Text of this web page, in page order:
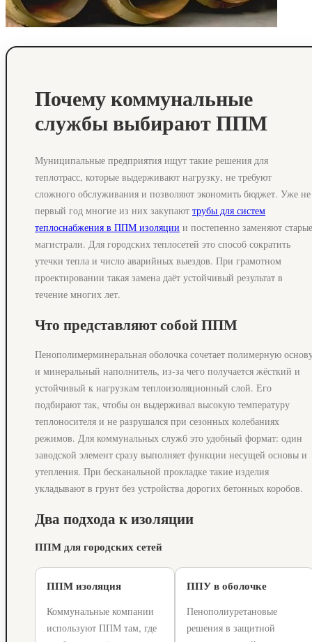
Почему коммунальные
службы выбирают ППМ
Муниципальные предприятия ищут такие решения для
теплотрасс, которые выдерживают нагрузку, не требуют
сложного обслуживания и позволяют экономить бюджет. Уже не
первый год многие из них закупают трубы для систем
теплоснабжения в ППМ изоляции и постепенно заменяют старые
магистрали. Для городских теплосетей это способ сократить
утечки тепла и число аварийных выездов. При грамотном
проектировании такая замена даёт устойчивый результат в
течение многих лет.
Что представляют собой ППМ
Пенополимерминеральная оболочка сочетает полимерную
и минеральный наполнитель, из-за чего получается жёсткий и
устойчивый к нагрузкам теплоизоляционный слой. Его
подбирают так, чтобы он выдерживал высокую температуру
теплоносителя и не разрушался при сезонных колебаниях
режимов. Для коммунальных служб это удобный формат: один
заводской элемент сразу выполняет функции несущей основы и
утепления. При бесканальной прокладке такие изделия
укладывают в грунт без устройства дорогих бетонных коробов.
Два подхода к изоляции
ППМ для городских сетей
ППМ изоляция
Коммунальные компании
используют ППМ там, где
ППУ в оболочке
Пенополиуретановые
решения в защитной